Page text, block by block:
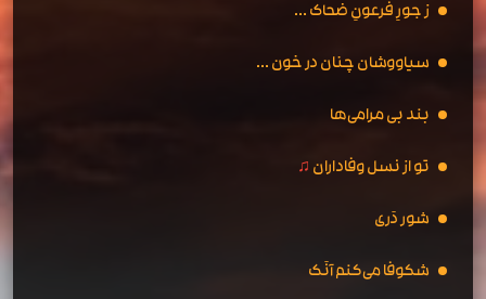
ز جورِ فرعونِ ضحاک ...
سیاووشان چنان در خون ...
بند بی مرامی‌ها
تو از نسل وفاداران ♫
شور دَری
شکوفا می‌کنم آنَک